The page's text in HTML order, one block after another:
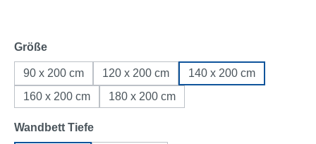
Größeauswählen
90 x 200 cm 120 x 200 cm
140 x 200 cm
160 x 200 cm
180 x 200 cm
Wandbett Tiefeauswählen